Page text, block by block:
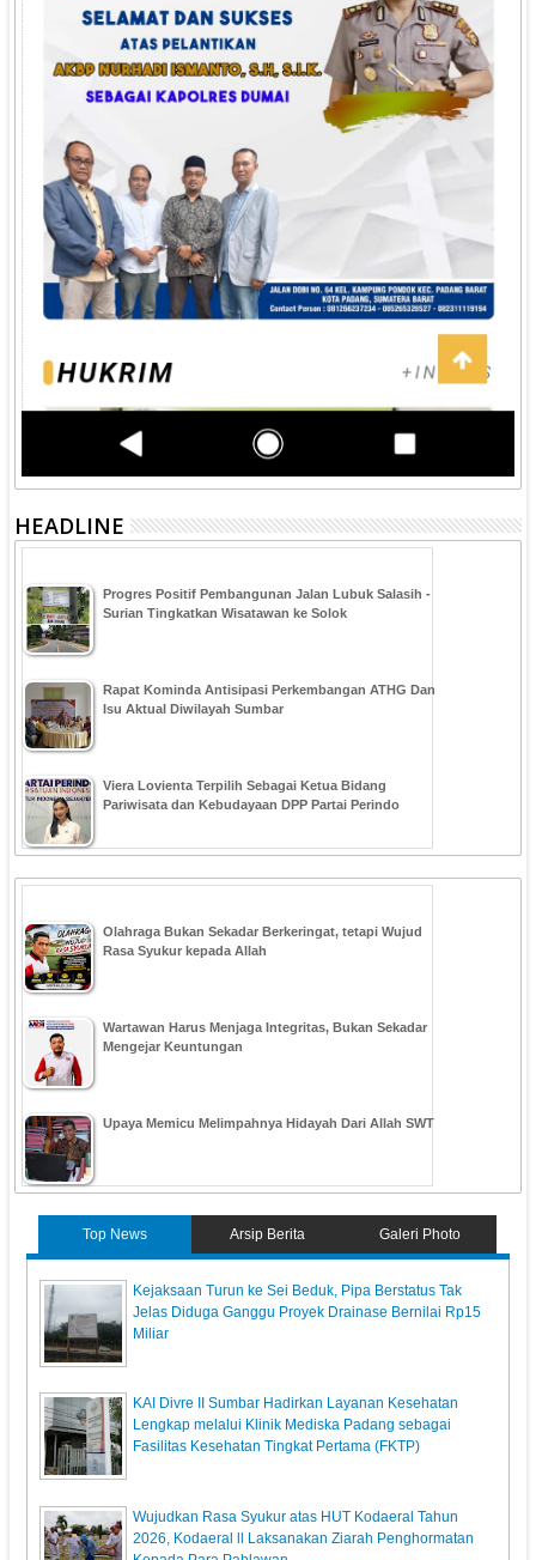
HEADLINE
Progres Positif Pembangunan Jalan Lubuk Salasih -
Surian Tingkatkan Wisatawan ke Solok
Rapat Kominda Antisipasi Perkembangan ATHG Dan
Isu Aktual Diwilayah Sumbar
Viera Lovienta Terpilih Sebagai Ketua Bidang
Pariwisata dan Kebudayaan DPP Partai Perindo
Olahraga Bukan Sekadar Berkeringat, tetapi Wujud
Rasa Syukur kepada Allah
Wartawan Harus Menjaga Integritas, Bukan Sekadar
Mengejar Keuntungan
Upaya Memicu Melimpahnya Hidayah Dari Allah SWT
Top News Arsip Berita Galeri Photo
Kejaksaan Turun ke Sei Beduk, Pipa Berstatus Tak
Jelas Diduga Ganggu Proyek Drainase Bernilai Rp15
Miliar
KAI Divre II Sumbar Hadirkan Layanan Kesehatan
Lengkap melalui Klinik Mediska Padang sebagai
Fasilitas Kesehatan Tingkat Pertama (FKTP)
Wujudkan Rasa Syukur atas HUT Kodaeral Tahun
2026, Kodaeral ll Laksanakan Ziarah Penghormatan